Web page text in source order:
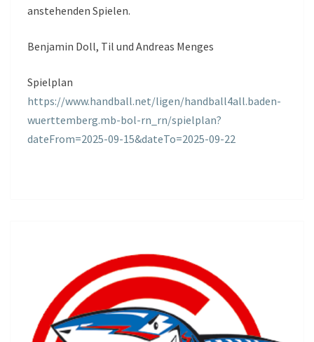
anstehenden Spielen.
Benjamin Doll, Til und Andreas Menges
Spielplan
https://www.handball.net/ligen/handball4all.baden-
wuerttemberg.mb-bol-rn_rn/spielplan?
dateFrom=2025-09-15&dateTo=2025-09-22